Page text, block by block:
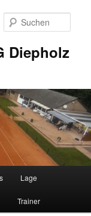
Diepholz
Lage
Trainer